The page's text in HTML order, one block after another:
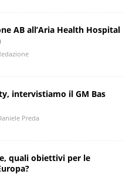
AB all’Aria Health Hospital
intervistiamo il GM Bas
Preda
quali obiettivi per le